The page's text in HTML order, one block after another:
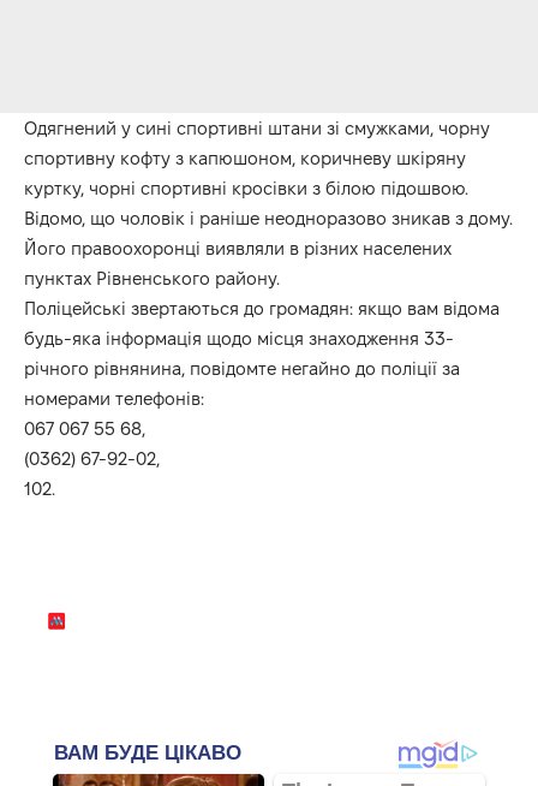
Одягнений у сині спортивні штани зі смужками, чорну
спортивну кофту з капюшоном, коричневу шкіряну
куртку, чорні спортивні кросівки з білою підошвою.
Відомо, що чоловік і раніше неодноразово зникав з дому.
Його правоохоронці виявляли в різних населених
пунктах Рівненського району.
Поліцейські звертаються до громадян: якщо вам відома
будь-яка інформація щодо місця знаходження 33-
річного рівнянина, повідомте негайно до поліції за
номерами телефонів:
067 067 55 68,
(0362) 67-92-02,
102.